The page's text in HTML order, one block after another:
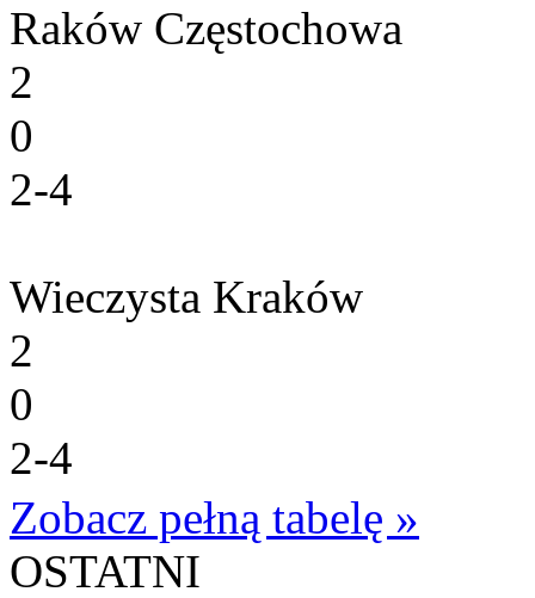
Raków Częstochowa
2
0
2-4
Wieczysta Kraków
2
0
2-4
Zobacz pełną tabelę »
OSTATNI